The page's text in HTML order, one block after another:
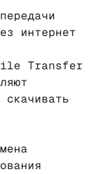
интернет
Transfer